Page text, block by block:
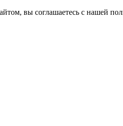
вы соглашаетесь с нашей